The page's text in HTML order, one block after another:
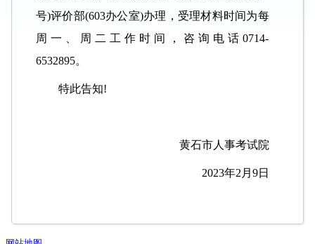
号)评价部(603办公室)办理，受理材料时间为每
周一、周二工作时间，咨询电话0714-
6532895。
特此告知!
黄石市人事考试院
2023年2月9日